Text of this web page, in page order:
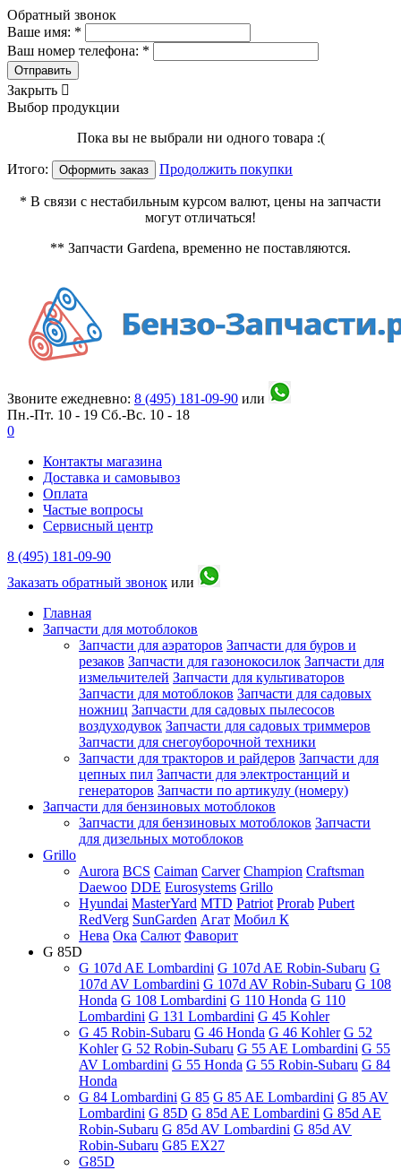
Обратный звонок
Ваше имя: *
Ваш номер телефона: *
Отправить
Закрыть 
Выбор продукции
Пока вы не выбрали ни одного товара :(
Итого: Оформить заказ Продолжить покупки
* В связи с нестабильным курсом валют, цены на запчасти
могут отличаться!
** Запчасти Gardena, временно не поставляются.
Звоните ежедневно: 8 (495) 181-09-90 или
Пн.-Пт. 10 - 19 Сб.-Вс. 10 - 18
0
Контакты магазина
Доставка и самовывоз
Оплата
Частые вопросы
Сервисный центр
8 (495) 181-09-90
Заказать обратный звонок или
Главная
Запчасти для мотоблоков
Запчасти для аэраторов Запчасти для буров и
резаков Запчасти для газонокосилок Запчасти для
измельчителей Запчасти для культиваторов
Запчасти для мотоблоков Запчасти для садовых
ножниц Запчасти для садовых пылесосов
воздуходувок Запчасти для садовых триммеров
Запчасти для снегоуборочной техники
Запчасти для тракторов и райдеров Запчасти для
цепных пил Запчасти для электростанций и
генераторов Запчасти по артикулу (номеру)
Запчасти для бензиновых мотоблоков
Запчасти для бензиновых мотоблоков Запчасти
для дизельных мотоблоков
Grillo
Aurora BCS Caiman Carver Champion Craftsman
Daewoo DDE Eurosystems Grillo
Hyundai MasterYard MTD Patriot Prorab Pubert
RedVerg SunGarden Агат Мобил К
Нева Ока Салют Фаворит
G 85D
G 107d AE Lombardini G 107d AE Robin-Subaru G
107d AV Lombardini G 107d AV Robin-Subaru G 108
Honda G 108 Lombardini G 110 Honda G 110
Lombardini G 131 Lombardini G 45 Kohler
G 45 Robin-Subaru G 46 Honda G 46 Kohler G 52
Kohler G 52 Robin-Subaru G 55 AE Lombardini G 55
AV Lombardini G 55 Honda G 55 Robin-Subaru G 84
Honda
G 84 Lombardini G 85 G 85 AE Lombardini G 85 AV
Lombardini G 85D G 85d AE Lombardini G 85d AE
Robin-Subaru G 85d AV Lombardini G 85d AV
Robin-Subaru G85 EX27
G85D